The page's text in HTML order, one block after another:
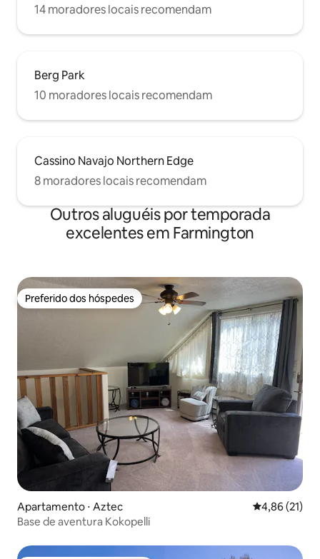
14 moradores locais recomendam
Berg Park
10 moradores locais recomendam
Cassino Navajo Northern Edge
8 moradores locais recomendam
Outros aluguéis por temporada
excelentes em Farmington
Preferido dos hóspedes
Preferido dos hóspedes
Apartamento ⋅ Aztec 4,86 de uma
4,86 (21)
Base de aventura Kokopelli